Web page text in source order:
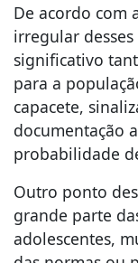
De acordo com
irregular
significativo
para a
capacete,
documentação
probabilidade
Outro ponto
grande parte
adolescentes,